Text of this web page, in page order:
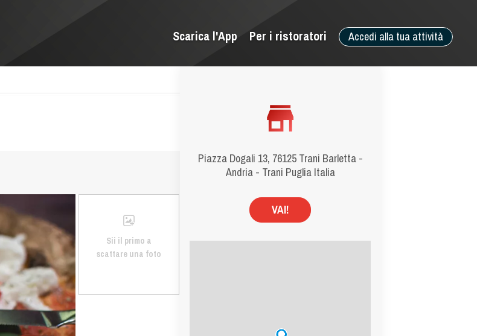
Accedi alla tua attività
Per i ristoratori
Scarica l'App
Piazza Dogali 13, 76125 Trani Barletta -
Andria - Trani Puglia Italia
VAI!
Sii il primo a
scattare una foto